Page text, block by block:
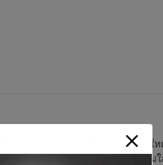
ฮ
ท
โก โฮลเซลล์ สาขาหาด
เป็นทางการ ย้ำควา